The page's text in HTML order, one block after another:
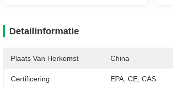
Detailinformatie
Plaats Van Herkomst China
Certificering EPA, CE, CAS